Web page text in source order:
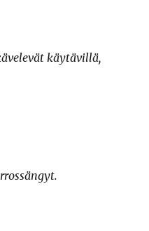
käytävillä,